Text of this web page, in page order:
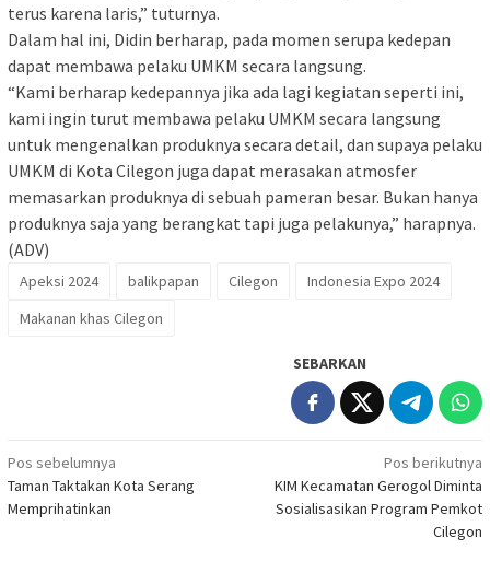
terus karena laris,” tuturnya.
Dalam hal ini, Didin berharap, pada momen serupa kedepan
dapat membawa pelaku UMKM secara langsung.
“Kami berharap kedepannya jika ada lagi kegiatan seperti ini,
kami ingin turut membawa pelaku UMKM secara langsung
untuk mengenalkan produknya secara detail, dan supaya pelaku
UMKM di Kota Cilegon juga dapat merasakan atmosfer
memasarkan produknya di sebuah pameran besar. Bukan hanya
produknya saja yang berangkat tapi juga pelakunya,” harapnya.
(ADV)
Apeksi 2024 balikpapan Cilegon
Indonesia Expo 2024
Makanan khas Cilegon
SEBARKAN
Navigasi
pos
Pos sebelumnya
Taman Taktakan Kota Serang
Memprihatinkan
Pos berikutnya
KIM Kecamatan Gerogol Diminta
Sosialisasikan Program Pemkot
Cilegon